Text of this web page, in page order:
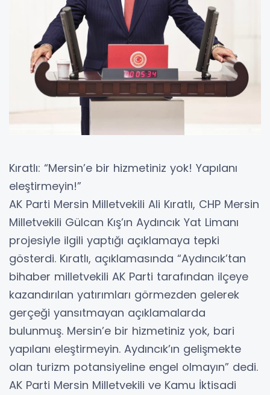
Kıratlı: “Mersin’e bir hizmetiniz yok! Yapılanı
eleştirmeyin!”
AK Parti Mersin Milletvekili Ali Kıratlı, CHP Mersin
Milletvekili Gülcan Kış’ın Aydıncık Yat Limanı
projesiyle ilgili yaptığı açıklamaya tepki
gösterdi. Kıratlı, açıklamasında “Aydıncık’tan
bihaber milletvekili AK Parti tarafından ilçeye
kazandırılan yatırımları görmezden gelerek
gerçeği yansıtmayan açıklamalarda
bulunmuş. Mersin’e bir hizmetiniz yok, bari
yapılanı eleştirmeyin. Aydıncık’ın gelişmekte
olan turizm potansiyeline engel olmayın” dedi.
AK Parti Mersin Milletvekili ve Kamu İktisadi